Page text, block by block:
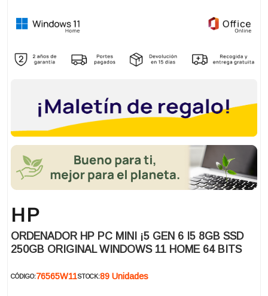
HP
ORDENADOR HP PC MINI ¡5 GEN 6 I5 8GB SSD
250GB ORIGINAL WINDOWS 11 HOME 64 BITS
CÓDIGO:76565W11STOCK:89 Unidades